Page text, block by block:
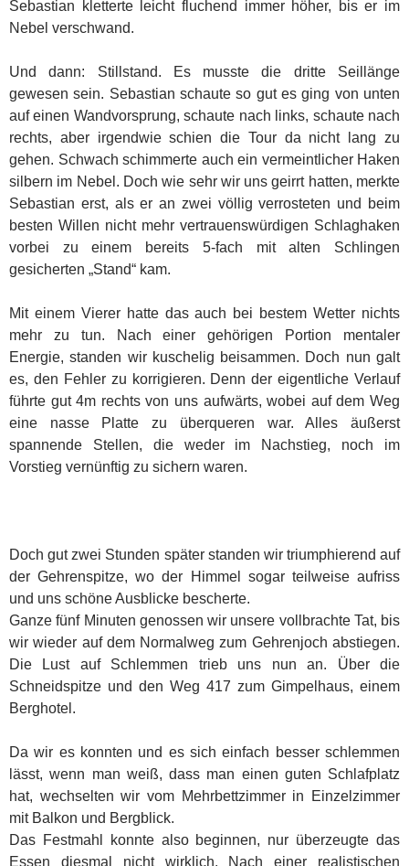
Sebastian kletterte leicht fluchend immer höher, bis er im
Nebel verschwand.
Und dann: Stillstand. Es musste die dritte Seillänge
gewesen sein. Sebastian schaute so gut es ging von unten
auf einen Wandvorsprung, schaute nach links, schaute nach
rechts, aber irgendwie schien die Tour da nicht lang zu
gehen. Schwach schimmerte auch ein vermeintlicher Haken
silbern im Nebel. Doch wie sehr wir uns geirrt hatten, merkte
Sebastian erst, als er an zwei völlig verrosteten und beim
besten Willen nicht mehr vertrauenswürdigen Schlaghaken
vorbei zu einem bereits 5-fach mit alten Schlingen
gesicherten „Stand“ kam.
Mit einem Vierer hatte das auch bei bestem Wetter nichts
mehr zu tun. Nach einer gehörigen Portion mentaler
Energie, standen wir kuschelig beisammen. Doch nun galt
es, den Fehler zu korrigieren. Denn der eigentliche Verlauf
führte gut 4m rechts von uns aufwärts, wobei auf dem Weg
eine nasse Platte zu überqueren war. Alles äußerst
spannende Stellen, die weder im Nachstieg, noch im
Vorstieg vernünftig zu sichern waren.
Doch gut zwei Stunden später standen wir triumphierend auf
der Gehrenspitze, wo der Himmel sogar teilweise aufriss
und uns schöne Ausblicke bescherte.
Ganze fünf Minuten genossen wir unsere vollbrachte Tat, bis
wir wieder auf dem Normalweg zum Gehrenjoch abstiegen.
Die Lust auf Schlemmen trieb uns nun an. Über die
Schneidspitze und den Weg 417 zum Gimpelhaus, einem
Berghotel.
Da wir es konnten und es sich einfach besser schlemmen
lässt, wenn man weiß, dass man einen guten Schlafplatz
hat, wechselten wir vom Mehrbettzimmer in Einzelzimmer
mit Balkon und Bergblick.
Das Festmahl konnte also beginnen, nur überzeugte das
Essen diesmal nicht wirklich. Nach einer realistischen